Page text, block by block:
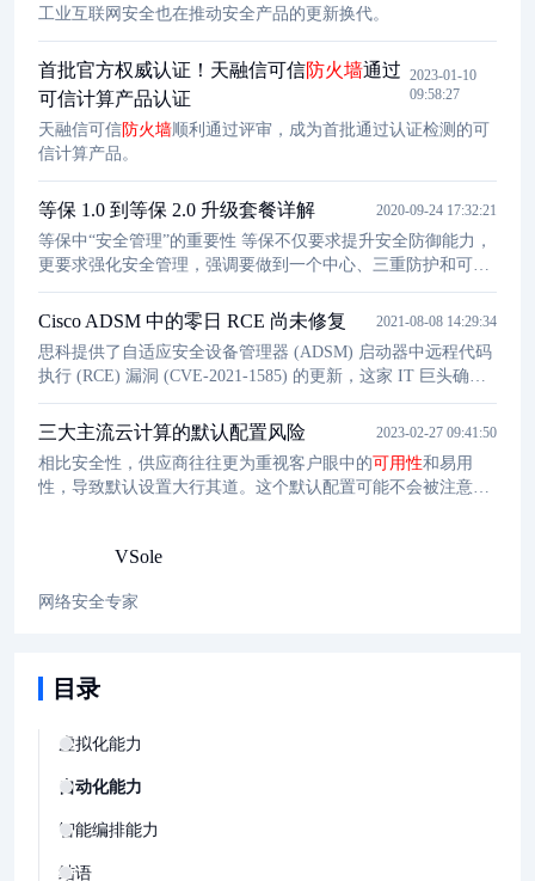
工业互联网安全也在推动安全产品的更新换代。
首批官方权威认证！天融信可信防火墙通过
可信计算产品认证
2023-01-10
09:58:27
天融信可信防火墙顺利通过评审，成为首批通过认证检测的可
信计算产品。
等保 1.0 到等保 2.0 升级套餐详解 2020-09-24 17:32:21
等保中“安全管理”的重要性 等保不仅要求提升安全防御能力，
更要求强化安全管理，强调要做到一个中心、三重防护和可控
可管。
Cisco ADSM 中的零日 RCE 尚未修复 2021-08-08 14:29:34
思科提供了自适应安全设备管理器 (ADSM) 启动器中远程代码
执行 (RCE) 漏洞 (CVE-2021-1585) 的更新，这家 IT 巨头确认
该漏洞尚未得到解决。
三大主流云计算的默认配置风险 2023-02-27 09:41:50
相比安全性，供应商往往更为重视客户眼中的可用性和易用
性，导致默认设置大行其道。这个默认配置可能不会被注意
代码执行。由于服务账户用于为GCP中的服务赋予执行授权
会留下盲点，达到真正的安全需要付出努力和长期维护。
VSole
网络安全专家
目录
虚拟化能力
自动化能力
智能编排能力
结语